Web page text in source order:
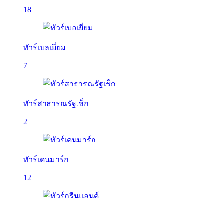
18
ทัวร์เบลเยี่ยม
7
ทัวร์สาธารณรัฐเช็ก
2
ทัวร์เดนมาร์ก
12